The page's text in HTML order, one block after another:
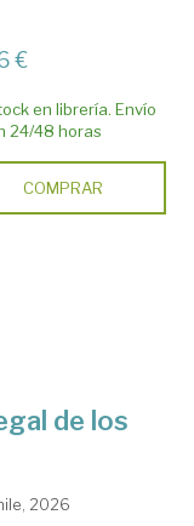
€
en librería. Envío
24/48 horas
COMPRAR
de los
2026